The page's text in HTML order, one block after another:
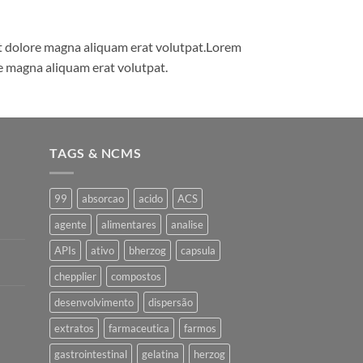
magna aliquam erat volutpat.Lorem
aliquam erat volutpat.
TAGS & NCMS
99 absorcao acido
ACS
agente
alimentares
analise
APIs
ativo bherzog
capsula
chepplier
compostos
desenvolvimento
dispersão
extratos
farmaceutica
farmos
gastrointestinal
gelatina herzog